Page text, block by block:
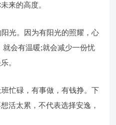
来的高度。
光。因为有阳光的照耀，心
会有温暖;就会减少一份忧
。
忙碌，有事做，有钱挣。下
活太累，不代表选择安逸，